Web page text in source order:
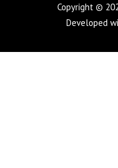
Copyright ©
Developed